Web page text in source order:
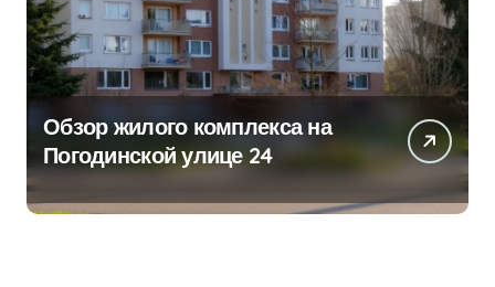
Обзор жилого комплекса на
Погодинской улице 24